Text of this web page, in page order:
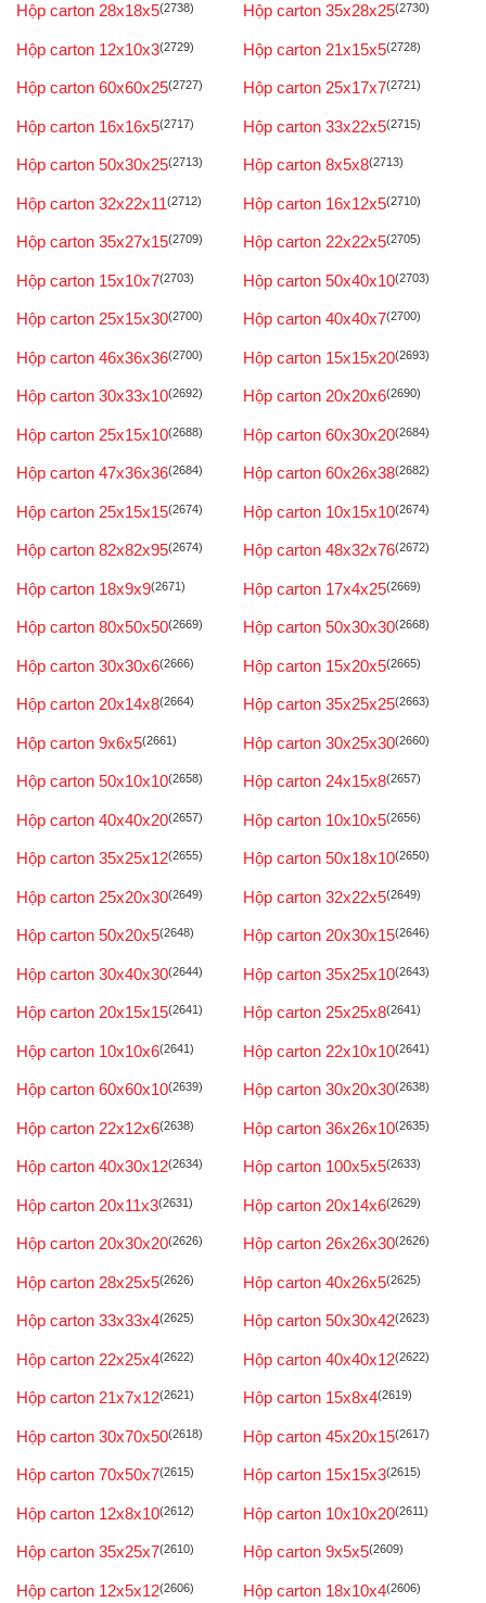
Hộp carton 28x18x5(2738) Hộp carton 35x28x25(2730)
Hộp carton 12x10x3(2729) Hộp carton 21x15x5(2728)
Hộp carton 60x60x25(2727) Hộp carton 25x17x7(2721)
Hộp carton 16x16x5(2717) Hộp carton 33x22x5(2715)
Hộp carton 50x30x25(2713) Hộp carton 8x5x8(2713)
Hộp carton 32x22x11(2712) Hộp carton 16x12x5(2710)
Hộp carton 35x27x15(2709) Hộp carton 22x22x5(2705)
Hộp carton 15x10x7(2703) Hộp carton 50x40x10(2703)
Hộp carton 25x15x30(2700) Hộp carton 40x40x7(2700)
Hộp carton 46x36x36(2700) Hộp carton 15x15x20(2693)
Hộp carton 30x33x10(2692) Hộp carton 20x20x6(2690)
Hộp carton 25x15x10(2688) Hộp carton 60x30x20(2684)
Hộp carton 47x36x36(2684) Hộp carton 60x26x38(2682)
Hộp carton 25x15x15(2674) Hộp carton 10x15x10(2674)
Hộp carton 82x82x95(2674) Hộp carton 48x32x76(2672)
Hộp carton 18x9x9(2671) Hộp carton 17x4x25(2669)
Hộp carton 80x50x50(2669) Hộp carton 50x30x30(2668)
Hộp carton 30x30x6(2666) Hộp carton 15x20x5(2665)
Hộp carton 20x14x8(2664) Hộp carton 35x25x25(2663)
Hộp carton 9x6x5(2661) Hộp carton 30x25x30(2660)
Hộp carton 50x10x10(2658) Hộp carton 24x15x8(2657)
Hộp carton 40x40x20(2657) Hộp carton 10x10x5(2656)
Hộp carton 35x25x12(2655) Hộp carton 50x18x10(2650)
Hộp carton 25x20x30(2649) Hộp carton 32x22x5(2649)
Hộp carton 50x20x5(2648) Hộp carton 20x30x15(2646)
Hộp carton 30x40x30(2644) Hộp carton 35x25x10(2643)
Hộp carton 20x15x15(2641) Hộp carton 25x25x8(2641)
Hộp carton 10x10x6(2641) Hộp carton 22x10x10(2641)
Hộp carton 60x60x10(2639) Hộp carton 30x20x30(2638)
Hộp carton 22x12x6(2638) Hộp carton 36x26x10(2635)
Hộp carton 40x30x12(2634) Hộp carton 100x5x5(2633)
Hộp carton 20x11x3(2631) Hộp carton 20x14x6(2629)
Hộp carton 20x30x20(2626) Hộp carton 26x26x30(2626)
Hộp carton 28x25x5(2626) Hộp carton 40x26x5(2625)
Hộp carton 33x33x4(2625) Hộp carton 50x30x42(2623)
Hộp carton 22x25x4(2622) Hộp carton 40x40x12(2622)
Hộp carton 21x7x12(2621) Hộp carton 15x8x4(2619)
Hộp carton 30x70x50(2618) Hộp carton 45x20x15(2617)
Hộp carton 70x50x7(2615) Hộp carton 15x15x3(2615)
Hộp carton 12x8x10(2612) Hộp carton 10x10x20(2611)
Hộp carton 35x25x7(2610) Hộp carton 9x5x5(2609)
Hộp carton 12x5x12(2606) Hộp carton 18x10x4(2606)